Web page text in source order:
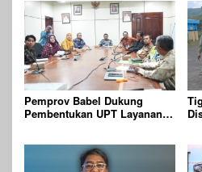
Pemprov Babel Dukung
Pembentukan UPT Layanan